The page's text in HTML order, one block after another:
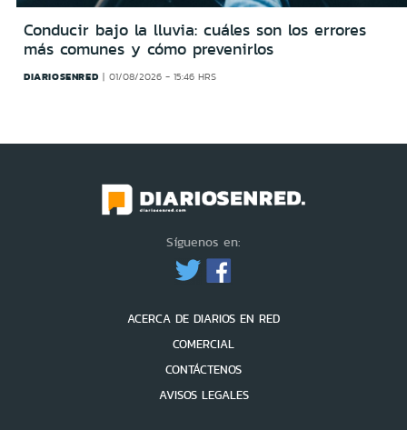
Conducir bajo la lluvia: cuáles son los errores
más comunes y cómo prevenirlos
DIARIOSENRED 01/08/2026 - 15:46 HRS
Síguenos en:
ACERCA DE DIARIOS EN RED
COMERCIAL
CONTÁCTENOS
AVISOS LEGALES